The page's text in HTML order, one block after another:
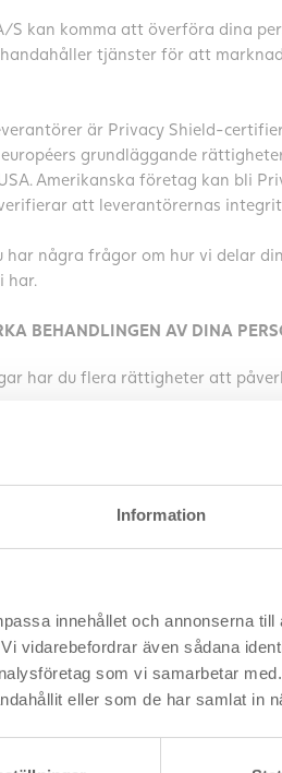
Information
innehållet och annonserna
vidarebefordrar även sådana
som vi samarbetar
eller som de har samlat in
S kan komma att överföra dina
tjänster för att
är Privacy Shield-
grundläggande
Amerikanska företag kan bli
att leverantörernas
har några frågor om hur vi delar
har.
BEHANDLINGEN AV DINA
har du flera rättigheter att
delvis återkalla samtycke för
då du återkallar samtycket.
mot marknadsföring från oss,
på intresseavvägning. Läs
inte rätten att invända (t.ex.
för behandlingen som väger
utöva eller försvara
på om vi behandlar
som vi behandlar.